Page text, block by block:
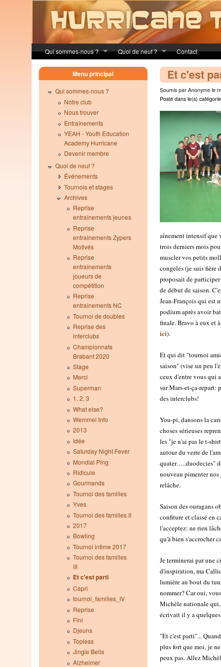
Qui sommes-nous ? Quoi de neuf ? Contact
Et c'est
Soumis par Anonyme le
Posté dans le(s)
aînement intensif que
trois derniers mois
muscler vos petits
congelés (je suis fière
proposait de
de début de saison.
Jean-François qui est
podium après avoir
finale. Bravo à eux et
ici).
Et qui dit "tournoi
saison" (vise un peu
ceux d'entre vous qui
sur Mars-et-ça-repart:
des interclubs!
You-pi, dansons la
choses sérieuses
les "je n'ai pas le t-
autour du verre de
quater…..duodecies"
nouveau pimenter nos
relâche.
Saison des ouragans
confiture et classé en
l'acceptez: ne rien
qu'à bien s'accrocher
Je terminerai par une
d'inspiration, ma
lumière au bout du
nommer? Car oui,
Michèle nationale
écrivait il y a
"Et c'est parti"...
plus fort que moi, je
peux pas. Allez
Menu principal
Qui sommes-nous ?
Notre club
Nous trouver
Entraînements
YEAH - Youth Education
Academy Hurricane
Devenir membre
Quoi de neuf ?
Événements
Tournois et stages
Archives
Reprise
entraînements jeunes
Reprise
entraînements Zypers
Motivés
Reprise
entraînements
joueurs de
compétition
Reprise
entraînements NC
Tournoi de doubles
Reprise des
interclubs
Championnats
Brabant 2020
Stage
Merci
Superman
1, 2, 3
What else?
Wemmel Info
2013
Idée
Saturday Night Fever
Mondial Ping
Ridicule
Gourmands
Tournoi des familles
Yves
Tournoi des familles II
2017
Bowling
Tournoi intime 2017
Tournoi des familles
III
Et c'est parti
Capri
tournoi_familles_IV
Reprise
Fini
Djeuns
Topless
Jingle Bells
Alzheimer